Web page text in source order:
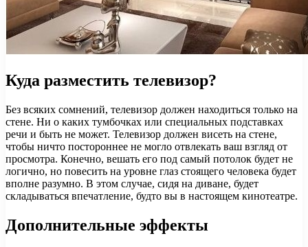
Куда разместить телевизор?
Без всяких сомнений, телевизор должен находиться только на
стене. Ни о каких тумбочках или специальных подставках
речи и быть не может. Телевизор должен висеть на стене,
чтобы ничто постороннее не могло отвлекать ваш взгляд от
просмотра. Конечно, вешать его под самый потолок будет не
логично, но повесить на уровне глаз стоящего человека будет
вполне разумно. В этом случае, сидя на диване, будет
складываться впечатление, будто вы в настоящем кинотеатре.
Дополнительные эффекты